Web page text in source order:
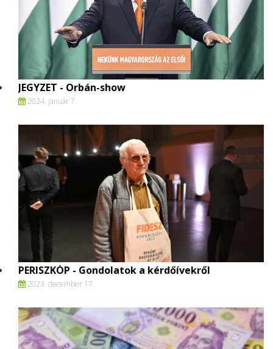
JEGYZET - Orbán-show
2024. január 7.
PERISZKÓP - Gondolatok a kérdőívekről
2023. december 17.